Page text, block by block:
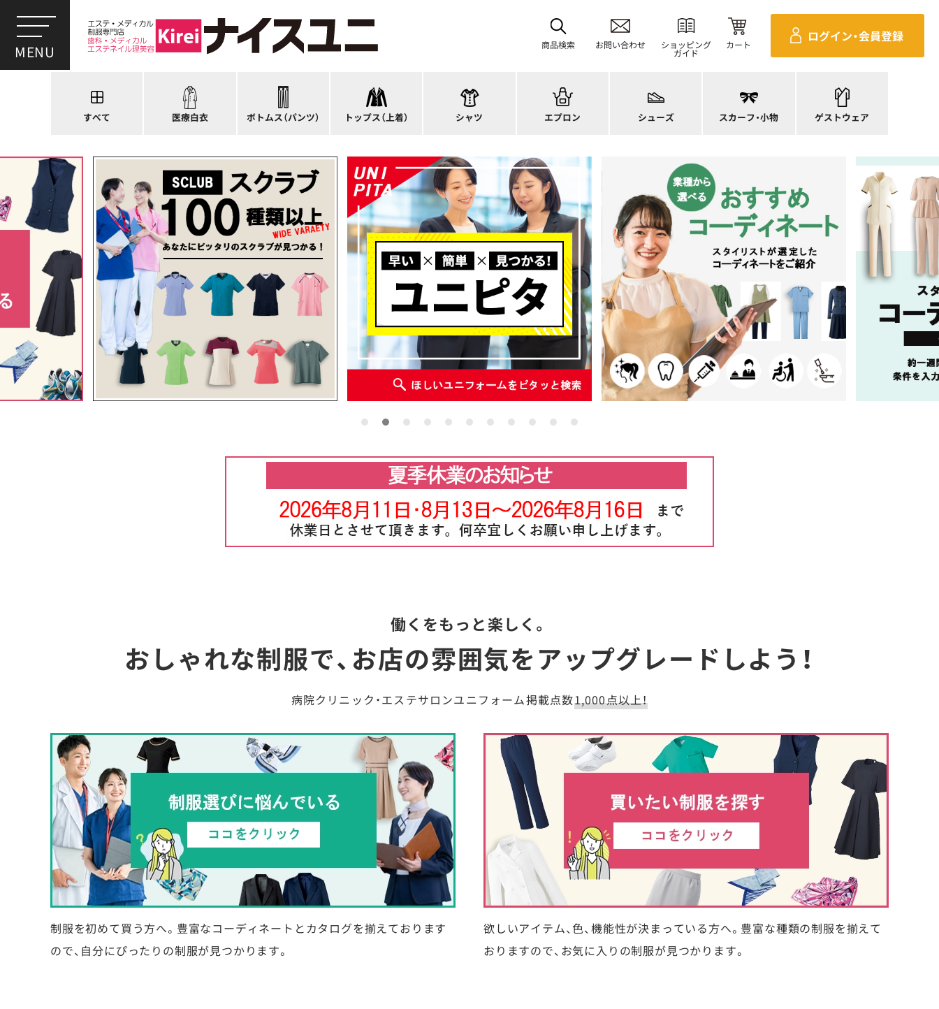
商品検索 お問い合わせ ショッピング
ガイド
カート
ログイン・会員登録
すべて 医療白衣
スクラブ
ドクタージャケット
医療用ジャケット
ケーシージャケット
ボトムス（パンツ）
スクラブパンツ
スカート
キュロット
トップス（上着）
スーツジャケット
カーディガン
アウター
アンダーウェア
シャツ
ポロシャツ
Tシャツ
エプロン
首掛けエプロン
タスキ掛けエプロン
ラップエプロン
エプロンドレス
シューズ
ナースシューズ
パンプス
スカーフ・小物
スカーフ・リボン
バッグ
ゲストウェア
マタニティユニフォーム
衛生アイテム
働くをもっと楽しく。
おしゃれな制服で、お店の雰囲気をアップグレードしよう！
病院クリニック・エステサロンユニフォーム掲載点数1,000点以上！
制服を初めて買う方へ。豊富なコーディネートとカタログを揃えております
ので、自分にぴったりの制服が見つかります。
欲しいアイテム、色、機能性が決まっている方へ。豊富な種類の制服を揃えて
おりますので、お気に入りの制服が見つかります。